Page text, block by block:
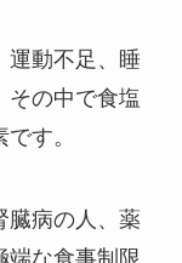
運動不足、睡
その中で食塩
す。
臓病の人、薬
端な食事制限